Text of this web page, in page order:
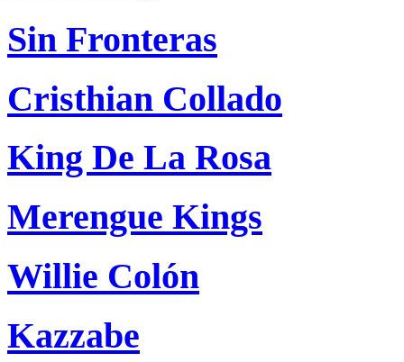
Sin Fronteras
Cristhian Collado
King De La Rosa
Merengue Kings
Willie Colón
Kazzabe